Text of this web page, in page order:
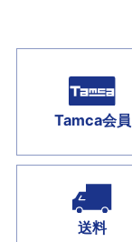
Tamca会員
送料